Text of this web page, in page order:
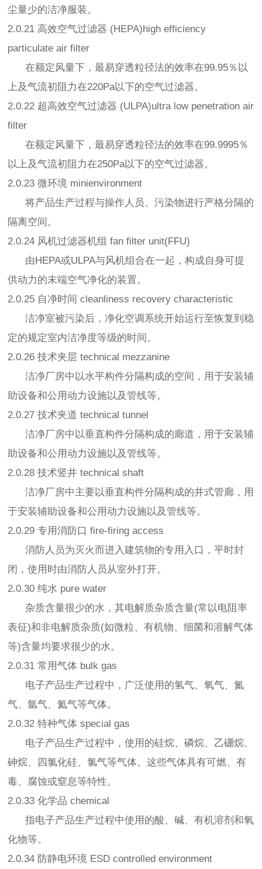
尘量少的洁净服装。
2.0.21 高效空气过滤器 (HEPA)high efficiency
particulate air filter
在额定风量下，最易穿透粒径法的效率在99.95％以
上及气流初阻力在220Pa以下的空气过滤器。
2.0.22 超高效空气过滤器 (ULPA)ultra low penetration air
filter
在额定风量下，最易穿透粒径法的效率在99.9995％
以上及气流初阻力在250Pa以下的空气过滤器。
2.0.23 微环境 minienvironment
将产品生产过程与操作人员、污染物进行严格分隔的
隔离空间。
2.0.24 风机过滤器机组 fan filter unit(FFU)
由HEPA或ULPA与风机组合在一起，构成自身可提
供动力的末端空气净化的装置。
2.0.25 自净时间 cleanliness recovery characteristic
洁净室被污染后，净化空调系统开始运行至恢复到稳
定的规定室内洁净度等级的时间。
2.0.26 技术夹层 technical mezzanine
洁净厂房中以水平构件分隔构成的空间，用于安装辅
助设备和公用动力设施以及管线等。
2.0.27 技术夹道 technical tunnel
洁净厂房中以垂直构件分隔构成的廊道，用于安装辅
助设备和公用动力设施以及管线等。
2.0.28 技术竖井 technical shaft
洁净厂房中主要以垂直构件分隔构成的井式管廊，用
于安装辅助设备和公用动力设施以及管线等。
2.0.29 专用消防口 fire-firing access
消防人员为灭火而进入建筑物的专用入口，平时封
闭，使用时由消防人员从室外打开。
2.0.30 纯水 pure water
杂质含量很少的水，其电解质杂质含量(常以电阻率
表征)和非电解质杂质(如微粒、有机物、细菌和溶解气体
等)含量均要求很少的水。
2.0.31 常用气体 bulk gas
电子产品生产过程中，广泛使用的氢气、氧气、氮
气、氩气、氦气等气体。
2.0.32 特种气体 special gas
电子产品生产过程中，使用的硅烷、磷烷、乙硼烷、
砷烷、四氯化硅、氯气等气体。这些气体具有可燃、有
毒、腐蚀或窒息等特性。
2.0.33 化学品 chemical
指电子产品生产过程中使用的酸、碱、有机溶剂和氧
化物等。
2.0.34 防静电环境 ESD controlled environment